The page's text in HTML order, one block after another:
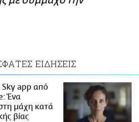
ΕΙΔΗΣΕΙΣ
app από
Ένα
μάχη κατά
βίας